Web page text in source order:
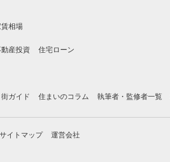
相場
産投資 住宅ローン
街ガイド 住まいのコラム 執筆者・監修者一覧
サイトマップ 運営会社